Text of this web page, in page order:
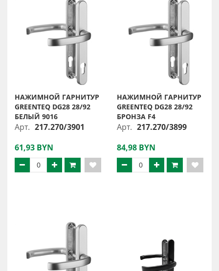
НАЖИМНОЙ ГАРНИТУР
GREENTEQ DG28 28/92
БЕЛЫЙ 9016
Арт. 217.270/3901
61,93 BYN
НАЖИМНОЙ ГАРНИТУР
GREENTEQ DG28 28/92
БРОНЗА F4
Арт. 217.270/3899
84,98 BYN